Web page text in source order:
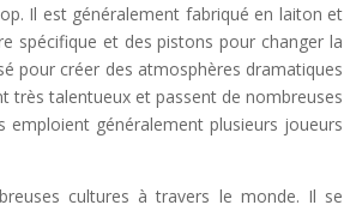
Il est généralement fabriqué en laiton et
spécifique et des pistons pour changer la
pour créer des atmosphères dramatiques
très talentueux et passent de nombreuses
généralement plusieurs joueurs
cultures à travers le monde. Il se